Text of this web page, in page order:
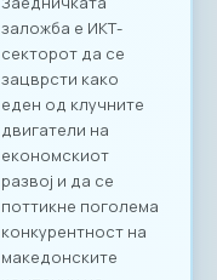
индустрии, со што
се отвора широк
простор за
дигитализација на
бизнис процесите
и директни средби
помеѓу домашните
ИКТ добавувачи и
потенцијални
клиенти од други
стопански гранки.